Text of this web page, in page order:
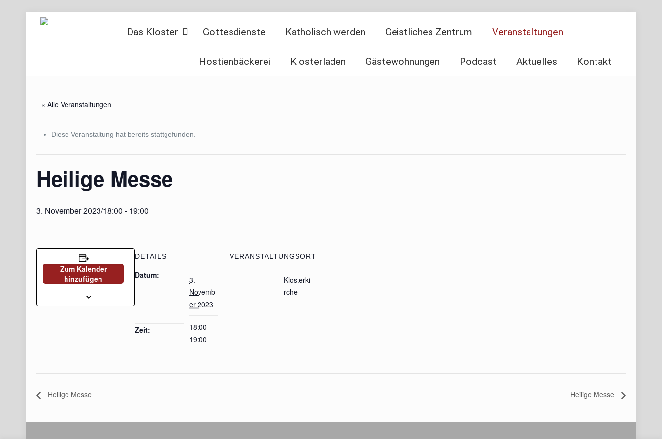
Das Kloster Gottesdienste Katholisch werden Geistliches Zentrum Veranstaltungen
Hostienbäckerei Klosterladen Gästewohnungen Podcast Aktuelles Kontakt
« Alle Veranstaltungen
Diese Veranstaltung hat bereits stattgefunden.
Heilige Messe
3. November 2023/18:00 - 19:00
Zum Kalender
hinzufügen
DETAILS
Datum:
3.
Novemb
er 2023
Zeit:
18:00 -
19:00
VERANSTALTUNGSORT
Klosterki
rche
Heilige Messe Heilige Messe